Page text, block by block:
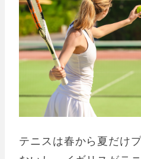
テニスは春から夏だけ